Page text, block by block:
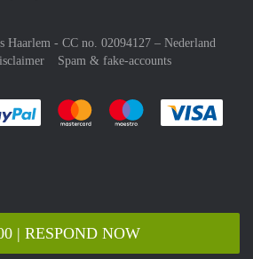
| RESPOND NOW
Haarlem - CC no. 02094127 – Nederland
Spam & fake-accounts
Pay easily with :payment method
Pay easily with :payment
Pay easily with